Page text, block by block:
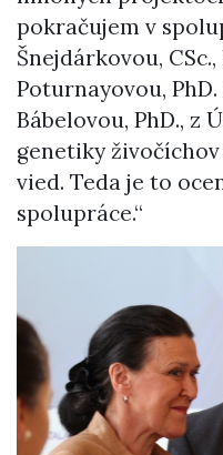
pokračujem v
Šnejdárkovou,
Poturnayovou, PhD.
Bábelovou, PhD., z
genetiky
vied. Teda je to
spolupráce.“